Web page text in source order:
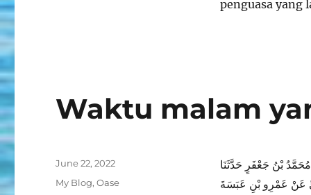
penguasa yang
Waktu malam
مُحَمَّدُ بْنُ جَعْفَرٍ حَدَّثَنَا
عَنْ عَمْرِو بْنِ عَبَسَةَ
Posted
June 22, 2022
Categories
My Blog,Oase